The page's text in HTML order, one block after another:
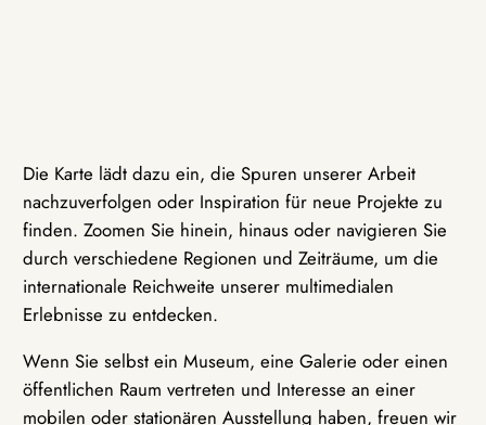
Die Karte lädt dazu ein, die Spuren unserer Arbeit
nachzuverfolgen oder Inspiration für neue Projekte zu
finden. Zoomen Sie hinein, hinaus oder navigieren Sie
durch verschiedene Regionen und Zeiträume, um die
internationale Reichweite unserer multimedialen
Erlebnisse zu entdecken.
Wenn Sie selbst ein Museum, eine Galerie oder einen
öffentlichen Raum vertreten und Interesse an einer
mobilen oder stationären Ausstellung haben, freuen wir